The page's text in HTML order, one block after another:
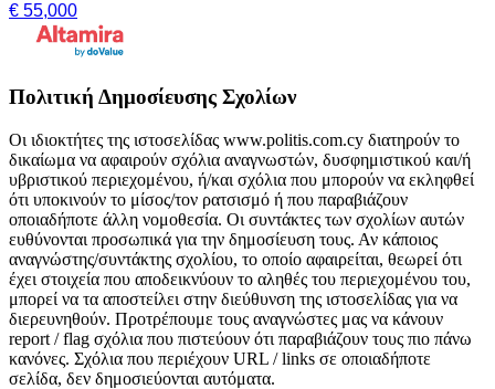
€ 55,000
Πολιτική Δημοσίευσης Σχολίων
Οι ιδιοκτήτες της ιστοσελίδας www.politis.com.cy διατηρούν το
δικαίωμα να αφαιρούν σχόλια αναγνωστών, δυσφημιστικού και/ή
υβριστικού περιεχομένου, ή/και σχόλια που μπορούν να εκληφθεί
ότι υποκινούν το μίσος/τον ρατσισμό ή που παραβιάζουν
οποιαδήποτε άλλη νομοθεσία. Οι συντάκτες των σχολίων αυτών
ευθύνονται προσωπικά για την δημοσίευση τους. Αν κάποιος
αναγνώστης/συντάκτης σχολίου, το οποίο αφαιρείται, θεωρεί ότι
έχει στοιχεία που αποδεικνύουν το αληθές του περιεχομένου του,
μπορεί να τα αποστείλει στην διεύθυνση της ιστοσελίδας για να
διερευνηθούν. Προτρέπουμε τους αναγνώστες μας να κάνουν
report / flag σχόλια που πιστεύουν ότι παραβιάζουν τους πιο πάνω
κανόνες. Σχόλια που περιέχουν URL / links σε οποιαδήποτε
σελίδα, δεν δημοσιεύονται αυτόματα.